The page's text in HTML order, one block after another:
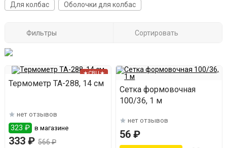
Для колбас Оболочки для колбас
Фильтры Сортировать
★СВЦ★
Термометр ТА-288, 14 см
нет отзывов
323 ₽ в магазине
333 ₽ 566 ₽
Сетка формовочная
100/36, 1 м
нет отзывов
56 ₽